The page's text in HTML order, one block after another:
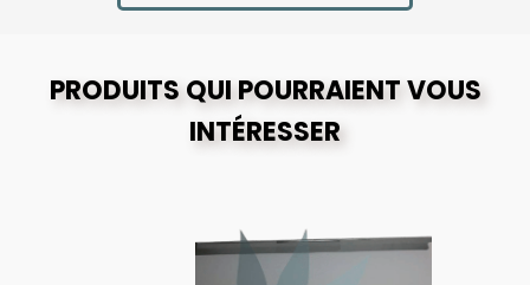
PRODUITS QUI POURRAIENT VOUS
INTÉRESSER